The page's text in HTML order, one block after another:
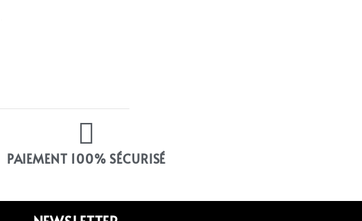
PAIEMENT 100% SÉCURISÉ